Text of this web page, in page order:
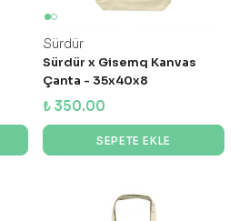
Sürdür
Sürdür x Gisemq Kanvas
Çanta - 35x40x8
₺ 350.00
SEPETE EKLE